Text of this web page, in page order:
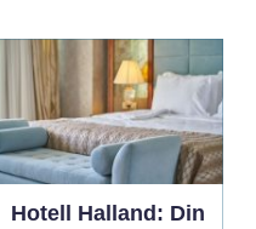
Hotell Halland: Din